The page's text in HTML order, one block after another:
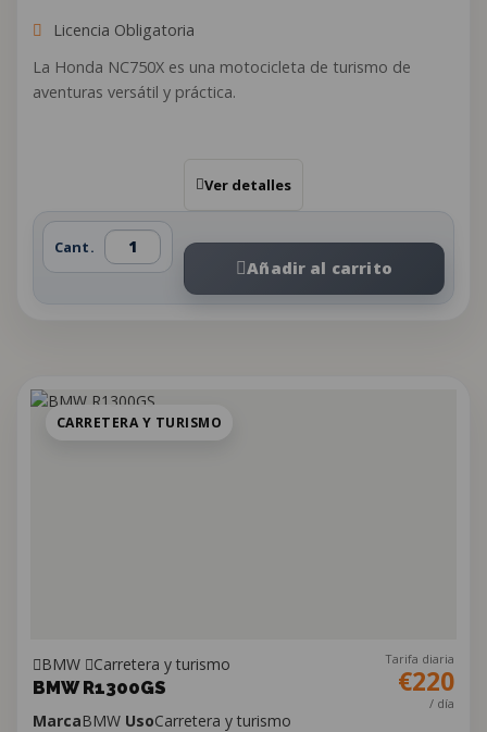
Licencia Obligatoria
La Honda NC750X es una motocicleta de turismo de
aventuras versátil y práctica.
Ver detalles
Cant.
Añadir al carrito
CARRETERA Y TURISMO
BMW
Carretera y turismo
BMW R1300GS
Tarifa diaria
€220
/ día
MarcaBMW UsoCarretera y turismo